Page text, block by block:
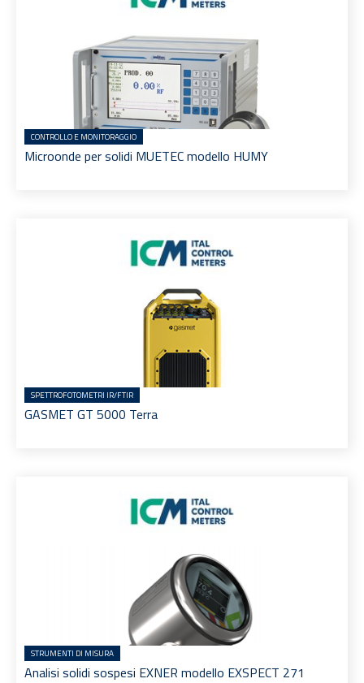
CONTROLLO E MONITORAGGIO
Microonde per solidi MUETEC modello HUMY
SPETTROFOTOMETRI IR/FTIR
GASMET GT 5000 Terra
STRUMENTI DI MISURA
Analisi solidi sospesi EXNER modello EXSPECT 271